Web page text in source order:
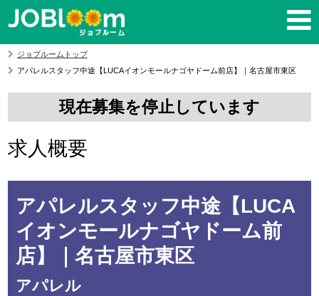
ジョブルームトップ
アパレルスタッフ中途【LUCAイオンモールナゴヤドーム前店】｜名古屋市東区
現在募集を停止しています
求人概要
アパレルスタッフ中途【LUCA
イオンモールナゴヤドーム前
店】｜名古屋市東区
アパレル